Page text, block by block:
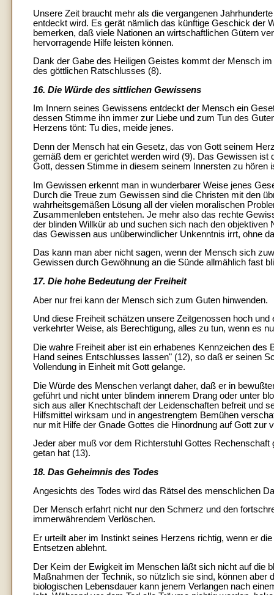
Unsere Zeit braucht mehr als die vergangenen
entdeckt wird. Es gerät nämlich das künftige Geschick der
bemerken, daß viele Nationen an wirtschaftlichen Gütern
hervorragende Hilfe leisten können.
Dank der Gabe des Heiligen Geistes kommt der Mensch
des göttlichen Ratschlusses (8).
16. Die Würde des sittlichen Gewissens
Im Innern seines Gewissens entdeckt der Mensch ein
dessen Stimme ihn immer zur Liebe und zum Tun des
Herzens tönt: Tu dies, meide jenes.
Denn der Mensch hat ein Gesetz, das von Gott seinem
gemäß dem er gerichtet werden wird (9). Das Gewissen
Gott, dessen Stimme in diesem seinem Innersten zu hören
Im Gewissen erkennt man in wunderbarer Weise jenes
Durch die Treue zum Gewissen sind die Christen mit den
wahrheitsgemäßen Lösung all der vielen moralischen
Zusammenleben entstehen. Je mehr also das rechte
der blinden Willkür ab und suchen sich nach den
das Gewissen aus unüberwindlicher Unkenntnis irrt, ohne
Das kann man aber nicht sagen, wenn der Mensch sich
Gewissen durch Gewöhnung an die Sünde allmählich fast
17. Die hohe Bedeutung der Freiheit
Aber nur frei kann der Mensch sich zum Guten hinwenden.
Und diese Freiheit schätzen unsere Zeitgenossen hoch
verkehrter Weise, als Berechtigung, alles zu tun, wenn es
Die wahre Freiheit aber ist ein erhabenes Kennzeichen
Hand seines Entschlusses lassen" (12), so daß er seinen
Vollendung in Einheit mit Gott gelange.
Die Würde des Menschen verlangt daher, daß er in
geführt und nicht unter blindem innerem Drang oder unter
sich aus aller Knechtschaft der Leidenschaften befreit und
Hilfsmittel wirksam und in angestrengtem Bemühen
nur mit Hilfe der Gnade Gottes die Hinordnung auf Gott zur
Jeder aber muß vor dem Richterstuhl Gottes
getan hat (13).
18. Das Geheimnis des Todes
Angesichts des Todes wird das Rätsel des menschlichen
Der Mensch erfahrt nicht nur den Schmerz und den
immerwährendem Verlöschen.
Er urteilt aber im Instinkt seines Herzens richtig, wenn er
Entsetzen ablehnt.
Der Keim der Ewigkeit im Menschen läßt sich nicht auf die
Maßnahmen der Technik, so nützlich sie sind, können
biologischen Lebensdauer kann jenem Verlangen nach